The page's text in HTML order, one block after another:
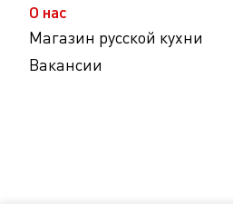
О нас
Магазин русской кухни
Вакансии